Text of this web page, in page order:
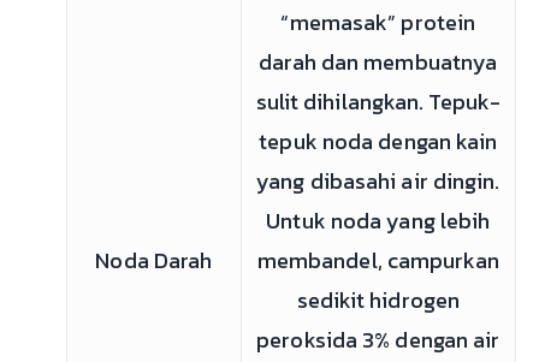
Noda Darah
“memasak” protein
darah dan membuatnya
sulit dihilangkan. Tepuk-
tepuk noda dengan kain
yang dibasahi air dingin.
Untuk noda yang lebih
membandel, campurkan
sedikit hidrogen
peroksida 3% dengan air